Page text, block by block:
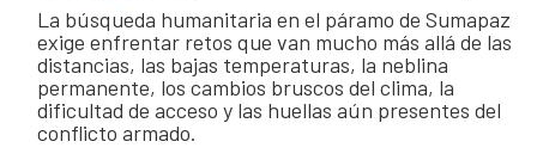
La búsqueda humanitaria en el páramo de Sumapaz
exige enfrentar retos que van mucho más allá de las
distancias, las bajas temperaturas, la neblina
permanente, los cambios bruscos del clima, la
dificultad de acceso y las huellas aún presentes del
conflicto armado.